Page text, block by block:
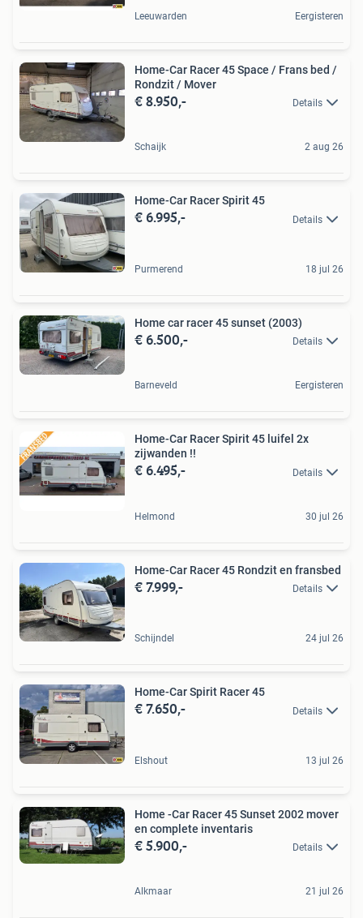
Leeuwarden Eergisteren
Home-Car Racer 45 Space / Frans bed /
Rondzit / Mover
€ 8.950,- Details
Schaijk 2 aug 26
Home-Car Racer Spirit 45
€ 6.995,- Details
Purmerend 18 jul 26
Home car racer 45 sunset (2003)
€ 6.500,- Details
Barneveld Eergisteren
Home-Car Racer Spirit 45 luifel 2x
zijwanden !!
€ 6.495,- Details
Helmond 30 jul 26
Home-Car Racer 45 Rondzit en fransbed
€ 7.999,- Details
Schijndel 24 jul 26
Home-Car Spirit Racer 45
€ 7.650,- Details
Elshout 13 jul 26
Home -Car Racer 45 Sunset 2002 mover
en complete inventaris
€ 5.900,- Details
Alkmaar 21 jul 26